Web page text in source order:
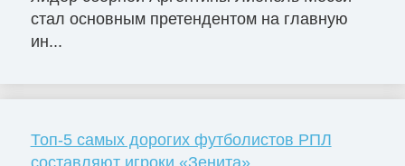
стал основным претендентом на главную
ин...
Топ-5 самых дорогих футболистов РПЛ